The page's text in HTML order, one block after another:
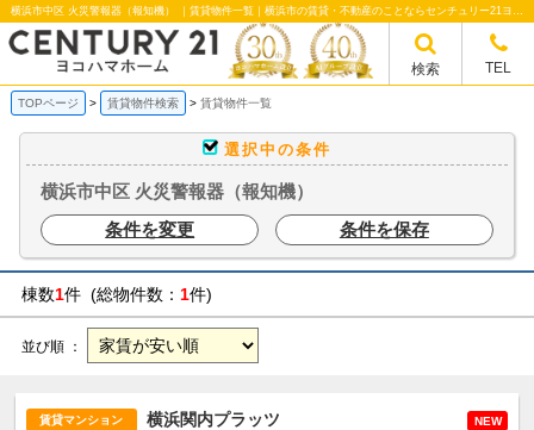
横浜市中区 火災警報器（報知機） ｜賃貸物件一覧｜横浜市の賃貸・不動産のことならセンチュリー21ヨコハマホームへ！横浜市の賃貸仲介や不動産売却・買取、不動産管理など不動産のことならなんでもご相談ください。
検索 TEL
TOPページ 賃貸物件検索 賃貸物件一覧
選択中の条件
横浜市中区 火災警報器（報知機）
条件を変更
条件を保存
棟数1件 (総物件数： 1件)
並び順 ：
賃貸マンション 横浜関内プラッツ NEW